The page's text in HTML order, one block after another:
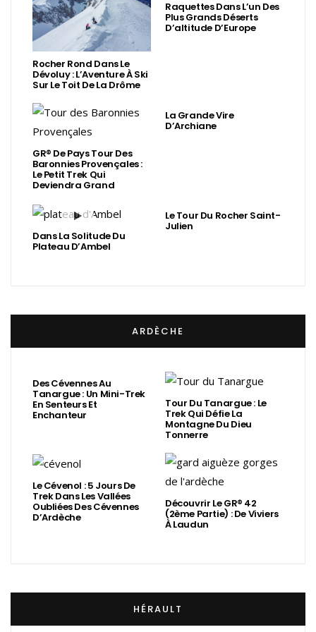
Rocher Rond Dans Le
Dévoluy : L’Aventure À Ski
Sur Le Toit De La Drôme
Raquettes Dans L’un Des
Plus Grands Déserts
D’altitude D’Europe
GR® De Pays Tour Des
Baronnies Provençales :
Le Petit Trek Qui
Deviendra Grand
La Grande Vire
D’Archiane
Dans La Solitude Du
Plateau D’Ambel
Le Tour Du Rocher Saint-
Julien
ARDÈCHE
Des Cévennes Au
Tanargue : Un Mini-Trek
En Senteurs Et
Enchanteur
Tour Du Tanargue : Le
Trek Qui Défie La
Montagne Du Dieu
Tonnerre
Le Cévenol : 5 Jours De
Trek Dans Les Vallées
Oubliées Des Cévennes
D’Ardèche
Découvrir Le GR® 42
(2ème Partie) : De Viviers
À Laudun
HÉRAULT